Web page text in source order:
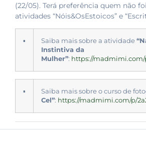
(22/05). Terá preferência quem não
atividades “Nóis&OsEstoicos” e
▪ Saiba mais sobre a atividade
Instintiva da
Mulher”: https://madmimi.com/
▪ Saiba mais sobre o curso de
Cel”: https://madmimi.com/p/